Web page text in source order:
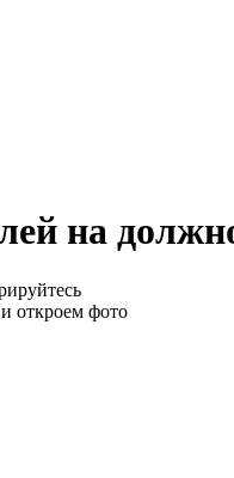
на
откроем фото